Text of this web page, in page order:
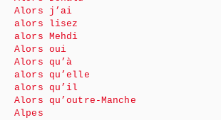
Alors j’ai
alors lisez
alors Mehdi
Alors oui
Alors qu’à
alors qu’elle
alors qu’il
Alors qu’outre-Manche
Alpes